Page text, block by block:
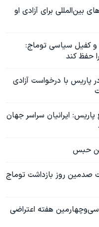
بین‌المللی برای آزادی او
و کفیل سیاسی توماج:
حفظ کند
پاریس با درخواست آزادی
ایرانیان سراسر جهان
حبس
صدمین روز بازداشت توماج
سی‌وچهارمین هفته اعتراضی